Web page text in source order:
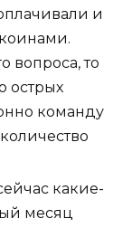
и
вопроса, то
острых
команду
какие-
месяц